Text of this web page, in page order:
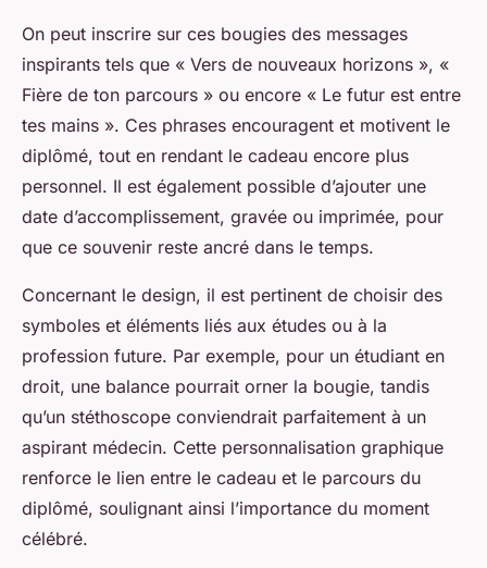
On peut inscrire sur ces bougies des messages
inspirants tels que « Vers de nouveaux horizons », «
Fière de ton parcours » ou encore « Le futur est entre
tes mains ». Ces phrases encouragent et motivent le
diplômé, tout en rendant le cadeau encore plus
personnel. Il est également possible d’ajouter une
date d’accomplissement, gravée ou imprimée, pour
que ce souvenir reste ancré dans le temps.
Concernant le design, il est pertinent de choisir des
symboles et éléments liés aux études ou à la
profession future. Par exemple, pour un étudiant en
droit, une balance pourrait orner la bougie, tandis
qu’un stéthoscope conviendrait parfaitement à un
aspirant médecin. Cette personnalisation graphique
renforce le lien entre le cadeau et le parcours du
diplômé, soulignant ainsi l’importance du moment
célébré.